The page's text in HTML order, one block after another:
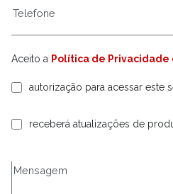
Aceito a Política de Privacidade
autorização para acessar este
receberá atualizações de